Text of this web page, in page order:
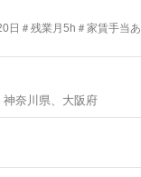
日＃残業月5h＃家賃手当あ
奈川県、大阪府